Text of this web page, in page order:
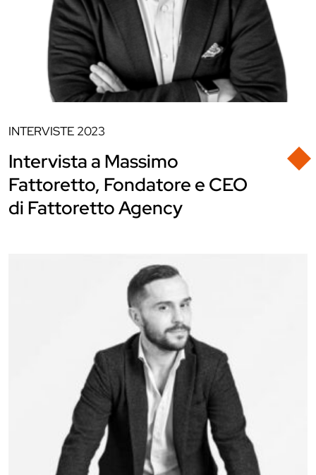
INTERVISTE 2023
Intervista a Massimo
Fattoretto, Fondatore e CEO
di Fattoretto Agency